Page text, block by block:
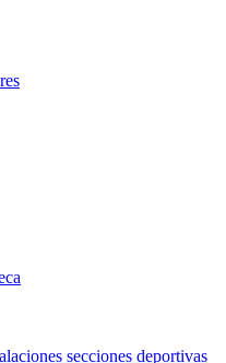
secciones deportivas